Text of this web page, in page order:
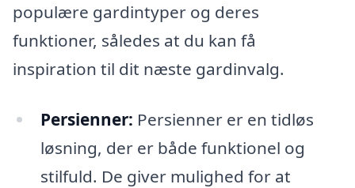
populære gardintyper og deres
funktioner, således at du kan få
inspiration til dit næste gardinvalg.
Persienner: Persienner er en tidløs
løsning, der er både funktionel og
stilfuld. De giver mulighed for at